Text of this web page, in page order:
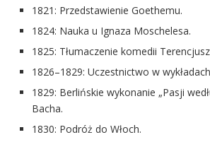
1821: Przedstawienie Goethemu.
1824: Nauka u Ignaza Moschelesa.
1825: Tłumaczenie komedii
1826–1829: Uczestnictwo w
1829: Berlińskie wykonanie „Pasji
Bacha.
1830: Podróż do Włoch.